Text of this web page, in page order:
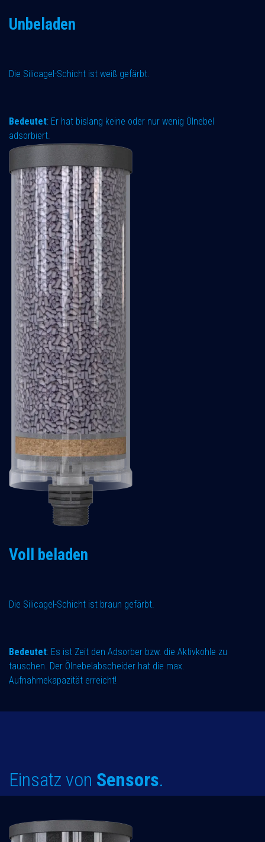
Unbeladen
Die Silicagel-Schicht ist weiß gefärbt.
Bedeutet: Er hat bislang keine oder nur wenig Ölnebel
adsorbiert.
Voll beladen
Die Silicagel-Schicht ist braun gefärbt.
Bedeutet: Es ist Zeit den Adsorber bzw. die Aktivkohle zu
tauschen. Der Ölnebelabscheider hat die max.
Aufnahmekapazität erreicht!
Einsatz von Sensors.